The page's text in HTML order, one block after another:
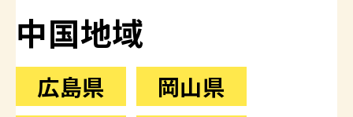
中国地域
広島県
岡山県